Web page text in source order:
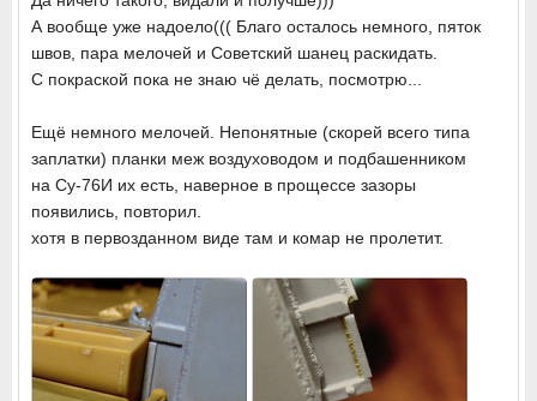
А вообще уже надоело((( Благо осталось немного, пяток
швов, пара мелочей и Советский шанец раскидать.
С покраской пока не знаю чё делать, посмотрю...
Ещё немного мелочей. Непонятные (скорей всего типа
заплатки) планки меж воздуховодом и подбашенником
на Су-76И их есть, наверное в прощессе зазоры
появились, повторил.
хотя в первозданном виде там и комар не пролетит.